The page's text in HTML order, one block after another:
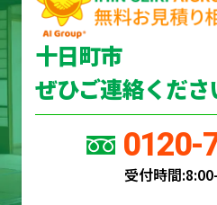
十日町市
ぜひご連絡くださ
0120-
受付時間: